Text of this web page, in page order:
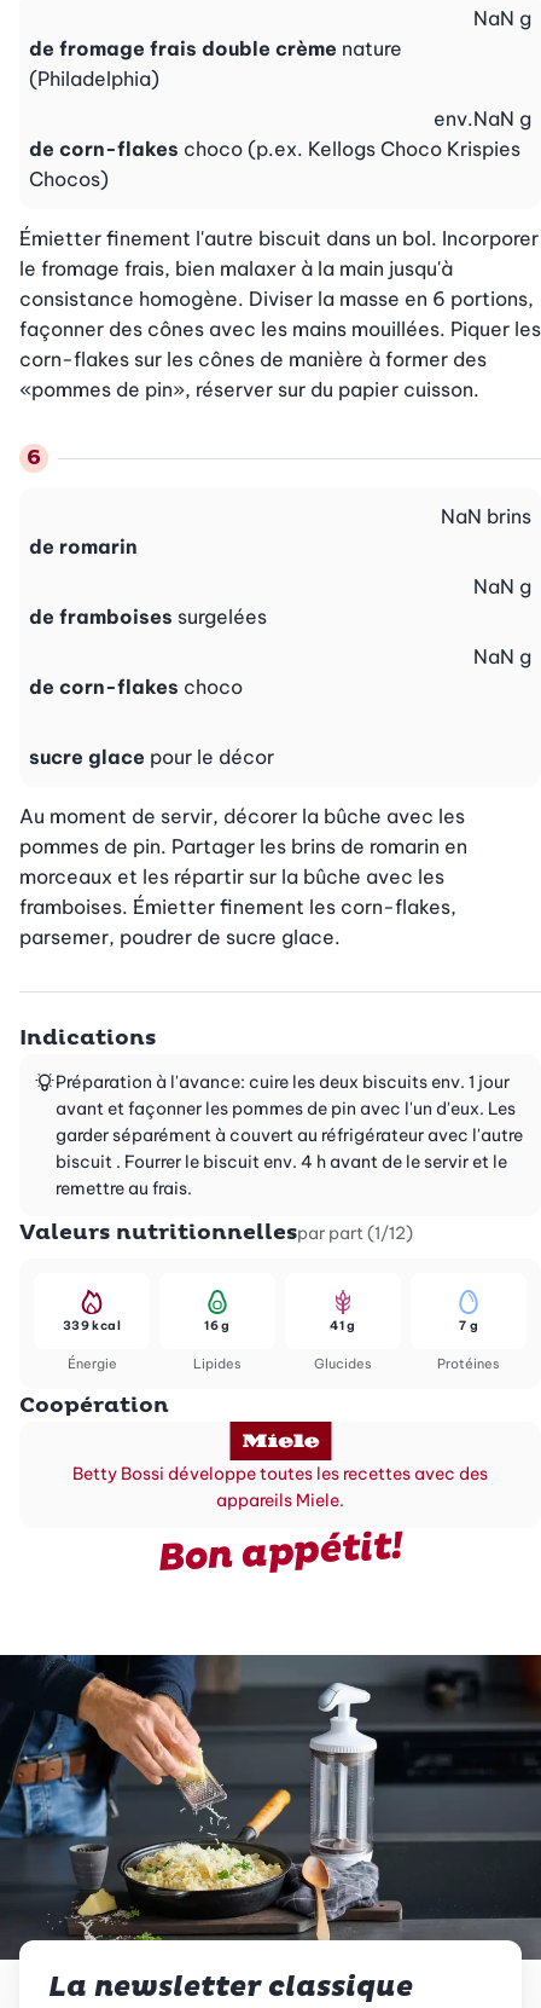
de fromage frais double crème nature
(Philadelphia)
NaN g
de corn-flakes choco (p.ex. Kellogs Choco Krispies
Chocos)
env.NaN g
Émietter finement l'autre biscuit dans un bol. Incorporer
le fromage frais, bien malaxer à la main jusqu'à
consistance homogène. Diviser la masse en 6 portions,
façonner des cônes avec les mains mouillées. Piquer les
corn-flakes sur les cônes de manière à former des
«pommes de pin», réserver sur du papier cuisson.
de romarin
NaN brins
de framboises surgelées
NaN g
de corn-flakes choco
NaN g
sucre glace pour le décor
Au moment de servir, décorer la bûche avec les
pommes de pin. Partager les brins de romarin en
morceaux et les répartir sur la bûche avec les
framboises. Émietter finement les corn-flakes,
parsemer, poudrer de sucre glace.
Indications
Préparation à l'avance: cuire les deux biscuits env. 1 jour
avant et façonner les pommes de pin avec l'un d'eux. Les
garder séparément à couvert au réfrigérateur avec l'autre
biscuit . Fourrer le biscuit env. 4 h avant de le servir et le
remettre au frais.
Valeurs nutritionnellespar part (1/12)
Énergie
339 kcal
Lipides
16 g
Glucides
41 g
Protéines
7 g
Coopération
Betty Bossi développe toutes les recettes avec des
appareils Miele.
Bon appétit!
La newsletter classique